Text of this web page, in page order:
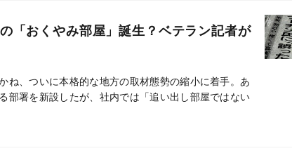
「おくやみ部屋」誕生？ベテラン記者が
ね、ついに本格的な地方の取材態勢の縮小に着手。あ
部署を新設したが、社内では「追い出し部屋ではない